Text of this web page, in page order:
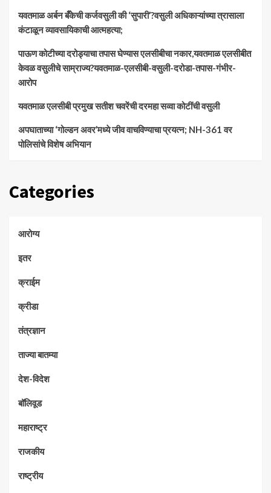
​यवतमाळ अर्बन बँकेची कर्जवसुली की ‘सुपारी’?वसुली अधिकाऱ्यांच्या त्रासाला
कंटाळून व्यावसायिकाची आत्महत्या;
पाऊण कोटीच्या दरोड्याचा तपास घेण्यास एलसीबीचा नकार,यवतमाळ एलसीबीत
केवळ वसुलीचे साम्राज्य?यवतमाळ-एलसीबी-वसुली-दरोडा-तपास-गंभीर-
आरोप
यवतमाळ एलसीबी प्रमुख सतीश चवरेंची दरमहा सव्वा कोटींची वसुली
अपघाताच्या ‘गोल्डन अवर’मध्ये जीव वाचविण्याचा प्रयत्न; NH-361 वर
पोलिसांचे विशेष अभियान
Categories
आरोग्य
इतर
क्राईम
क्रीडा
तंत्रज्ञान
ताज्या बातम्या
देश-विदेश
बॉलिवूड
महाराष्ट्र
राजकीय
राष्ट्रीय